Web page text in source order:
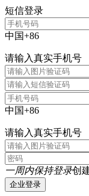
短信登录
中国+86
请输入真实手机号
中国+86
请输入真实手机号
一周内保持登录创
企业登录